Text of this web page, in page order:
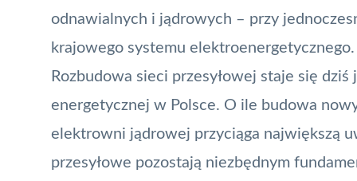
odnawialnych i jądrowych – przy
krajowego systemu elektroenergetycznego.
Rozbudowa sieci przesyłowej staje się
energetycznej w Polsce. O ile budowa
elektrowni jądrowej przyciąga największą
przesyłowe pozostają niezbędnym